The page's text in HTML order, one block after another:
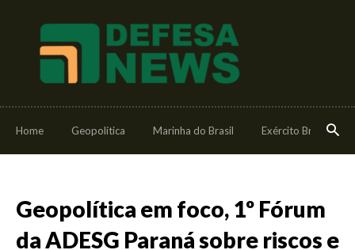
Home Geopolítica Marinha do Brasil Exército Brasileiro
Geopolítica em foco, 1º Fórum
da ADESG Paraná sobre riscos e